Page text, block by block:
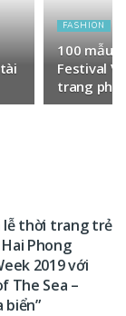
FASHION
100 mẫu
Festival
trang
lễ thời trang trẻ
Phong
2019 với
The Sea –
biển”